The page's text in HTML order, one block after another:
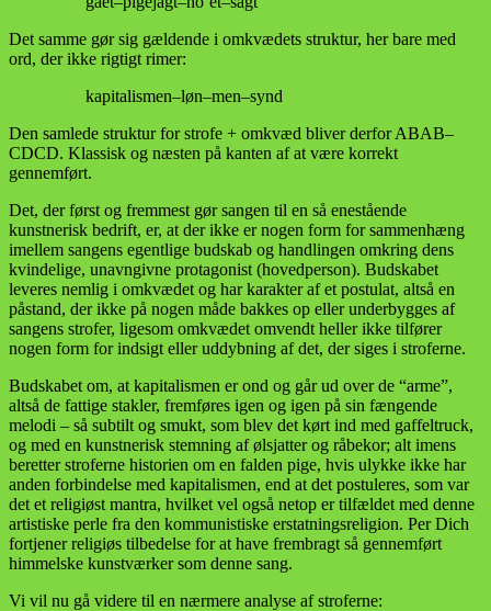
Det samme gør sig gældende i omkvædets struktur, her bare med
ord, der ikke rigtigt rimer:
kapitalismen–løn–men–synd
Den samlede struktur for strofe + omkvæd bliver derfor ABAB–
CDCD. Klassisk og næsten på kanten af at være korrekt
gennemført.
Det, der først og fremmest gør sangen til en så enestående
kunstnerisk bedrift, er, at der ikke er nogen form for sammenhæng
imellem sangens egentlige budskab og handlingen omkring dens
kvindelige, unavngivne protagonist (hovedperson). Budskabet
leveres nemlig i omkvædet og har karakter af et postulat, altså en
påstand, der ikke på nogen måde bakkes op eller underbygges af
sangens strofer, ligesom omkvædet omvendt heller ikke tilfører
nogen form for indsigt eller uddybning af det, der siges i stroferne.
Budskabet om, at kapitalismen er ond og går ud over de “arme”,
altså de fattige stakler, fremføres igen og igen på sin fængende
melodi – så subtilt og smukt, som blev det kørt ind med gaffeltruck,
og med en kunstnerisk stemning af ølsjatter og råbekor; alt imens
beretter stroferne historien om en falden pige, hvis ulykke ikke har
anden forbindelse med kapitalismen, end at det postuleres, som var
det et religiøst mantra, hvilket vel også netop er tilfældet med denne
artistiske perle fra den kommunistiske erstatningsreligion. Per Dich
fortjener religiøs tilbedelse for at have frembragt så gennemført
himmelske kunstværker som denne sang.
Vi vil nu gå videre til en nærmere analyse af stroferne: